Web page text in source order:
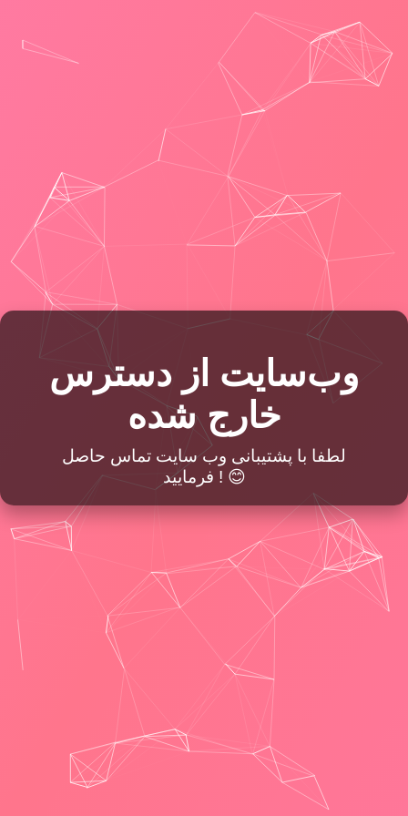
وب‌سایت از دسترس
خارج شده
لطفا با پشتیبانی وب سایت تماس حاصل
فرمایید ! 😊